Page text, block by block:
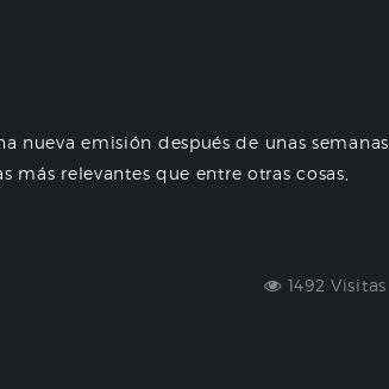
nueva emisión después de unas semanas
relevantes que entre otras cosas,
1492 Visitas